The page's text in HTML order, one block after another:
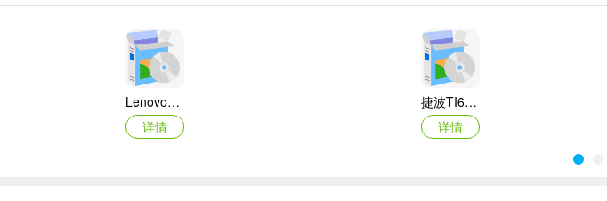
Lenovo联想 Ideapad Z465/Z565系列笔记本 声卡驱动
详情
捷波TI61AG-A主板BIOS
详情